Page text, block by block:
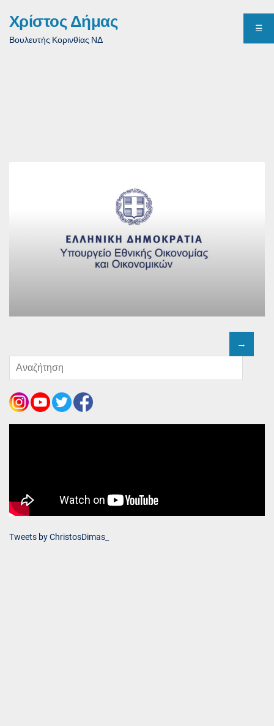
Χρίστος Δήμας
Βουλευτής Κορινθίας ΝΔ
☰
Tweets by ChristosDimas_